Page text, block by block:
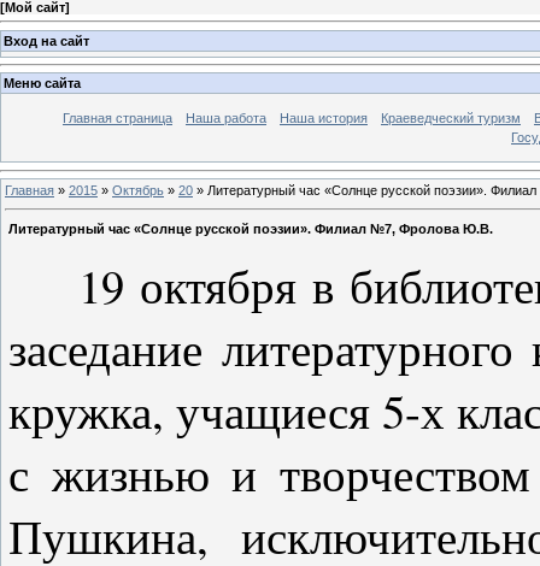
[Мой сайт]
Вход на сайт
Меню сайта
Главная страница Наша работа Наша история Краеведческий туризм
Главная » 2015 » Октябрь » 20 » Литературный час «Солнце русской поэзии».
Литературный час «Солнце русской поэзии». Филиал №7, Фролова Ю.В.
19 октября в
заседание
кружка, учащиеся 5-х
с жизнью и
Пушкина,